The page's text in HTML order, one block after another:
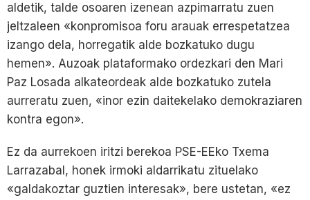
aldetik, talde osoaren izenean azpimarratu zuen
jeltzaleen «konpromisoa foru arauak errespetatzea
izango dela, horregatik alde bozkatuko dugu
hemen». Auzoak plataformako ordezkari den Mari
Paz Losada alkateordeak alde bozkatuko zutela
aurreratu zuen, «inor ezin daitekelako demokraziaren
kontra egon».
Ez da aurrekoen iritzi berekoa PSE-EEko Txema
Larrazabal, honek irmoki aldarrikatu zituelako
«galdakoztar guztien interesak», bere ustetan, «ez